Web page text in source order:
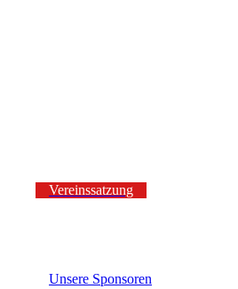
Vereinssatzung
Unsere Sponsoren